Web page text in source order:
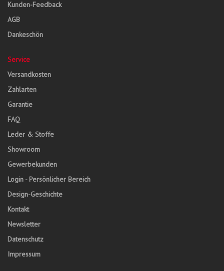
Kunden-Feedback
AGB
Dankeschön
Service
Versandkosten
Zahlarten
Garantie
FAQ
Leder & Stoffe
Showroom
Gewerbekunden
Login - Persönlicher Bereich
Design-Geschichte
Kontakt
Newsletter
Datenschutz
Impressum